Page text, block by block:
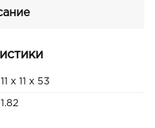
11 x 11 x 53
1.82